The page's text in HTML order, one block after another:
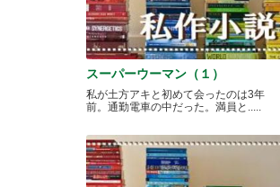
スーパーウーマン（１）
私が土方アキと初めて会ったのは3年
前。通勤電車の中だった。満員と.....